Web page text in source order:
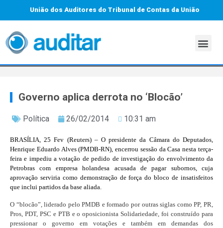
União dos Auditores do Tribunal de Contas da União
Governo aplica derrota no ‘Blocão’
Política 26/02/2014 10:31 am
BRASÍLIA, 25 Fev (Reuters) – O presidente da Câmara do Deputados,
Henrique Eduardo Alves (PMDB-RN), encerrou sessão da Casa nesta terça-
feira e impediu a votação de pedido de investigação do envolvimento da
Petrobras com empresa holandesa acusada de pagar subornos, cuja
aprovação serviria como demonstração de força do bloco de insatisfeitos
que inclui partidos da base aliada.
O “blocão”, liderado pelo PMDB e formado por outras siglas como PP, PR,
Pros, PDT, PSC e PTB e o oposicionista Solidariedade, foi construído para
pressionar o governo em votações e também em demandas dos